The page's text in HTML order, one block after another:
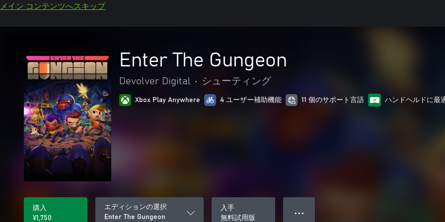
メイン コンテンツへスキップ
Enter The Gungeon
Devolver Digital • シューティング
Xbox Play Anywhere 4 ユーザー補助機能 11 個のサポート言語 ハンドヘルドに最
購入
¥1,750
エディションの選択
Enter The Gungeon
入手
無料試用版
● ● ●